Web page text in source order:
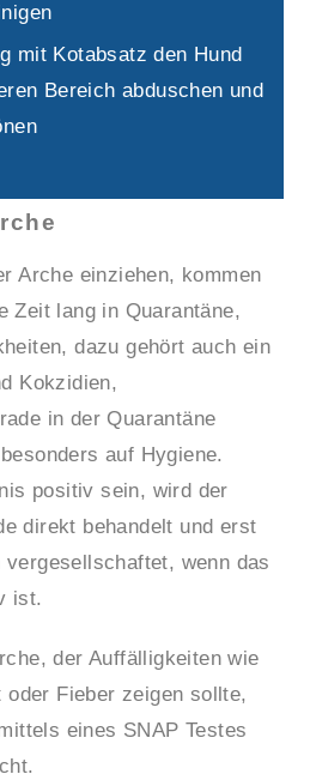
mit Kotabsatz den Hund
Bereich abduschen und
Arche einziehen, kommen
Zeit lang in Quarantäne,
dazu gehört auch ein
Kokzidien,
in der Quarantäne
auf Hygiene.
positiv sein, wird der
direkt behandelt und erst
vergesellschaftet, wenn das
ist.
der Auffälligkeiten wie
Fieber zeigen sollte,
eines SNAP Testes